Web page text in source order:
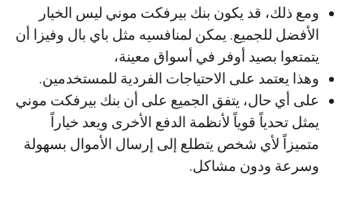
ومع ذلك، قد يكون بنك بيرفكت موني ليس الخيار
الأفضل للجميع. يمكن لمنافسيه مثل باي بال وفيزا أن
يتمتعوا بصيد أوفر في أسواق معينة،
وهذا يعتمد على الاحتياجات الفردية للمستخدمين.
على أي حال، يتفق الجميع على أن بنك بيرفكت موني
يمثل تحدياً قوياً لأنظمة الدفع الأخرى ويعد خياراً
متميزاً لأي شخص يتطلع إلى إرسال الأموال بسهولة
وسرعة ودون مشاكل.